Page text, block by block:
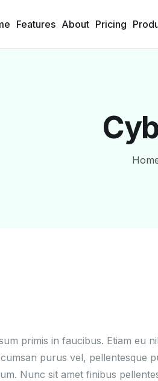
Features About Pricing
primis in faucibus. Etiam eu
purus vel, pellentesque
Nunc sit amet finibus